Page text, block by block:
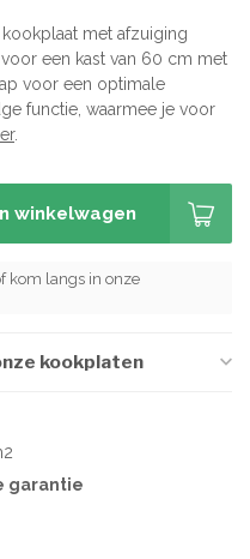
met afzuiging
een kast van 60 cm met
voor een optimale
functie, waarmee je voor
.
winkelwagen
kom langs in onze
kookplaten
garantie